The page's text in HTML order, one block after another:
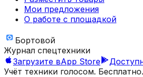
Мои предложения
О работе с площадкой
Бортовой
Журнал спецтехники
Загрузите вApp Store
Учёт техники голосом. Бесплатно.